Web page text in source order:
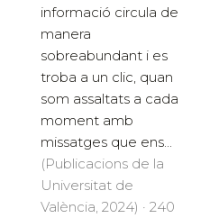
informació circula de
manera
sobreabundant i es
troba a un clic, quan
som assaltats a cada
moment amb
missatges que ens...
(Publicacions de la
Universitat de
València, 2024) · 240